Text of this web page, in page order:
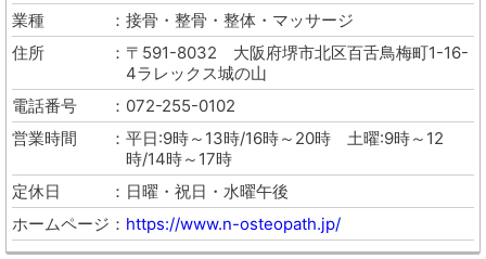
業種
接骨・整骨・整体・マッサージ
住所
〒591-8032 大阪府堺市北区百舌鳥梅町1-16-
4ラレックス城の山
電話番号
072-255-0102
営業時間
平日:9時～13時/16時～20時 土曜:9時～12
時/14時～17時
定休日
日曜・祝日・水曜午後
ホームページ
https://www.n-osteopath.jp/